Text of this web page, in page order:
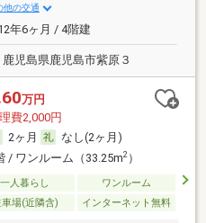
他の交通
年6ヶ月 / 4階建
鹿児島県鹿児島市紫原３
万円
費2,000円
2ヶ月
なし(2ヶ月)
/ ワンルーム（33.25m2）
一人暮らし
ワンルーム
車場(近隣含) インターネット無料